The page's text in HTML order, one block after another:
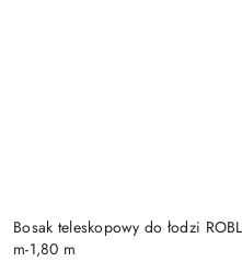
Bosak teleskopowy do łodzi
m-1,80 m